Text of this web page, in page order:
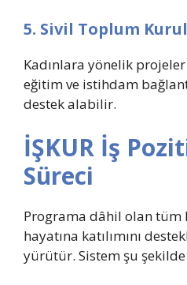
5. Sivil Toplum
Kadınlara yönelik projeler
eğitim ve istihdam
destek alabilir.
İŞKUR İş
Süreci
Programa dâhil olan tüm
hayatına katılımını
yürütür. Sistem şu